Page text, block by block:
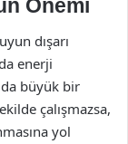
Önemi
dışarı
enerji
büyük bir
çalışmazsa,
yol